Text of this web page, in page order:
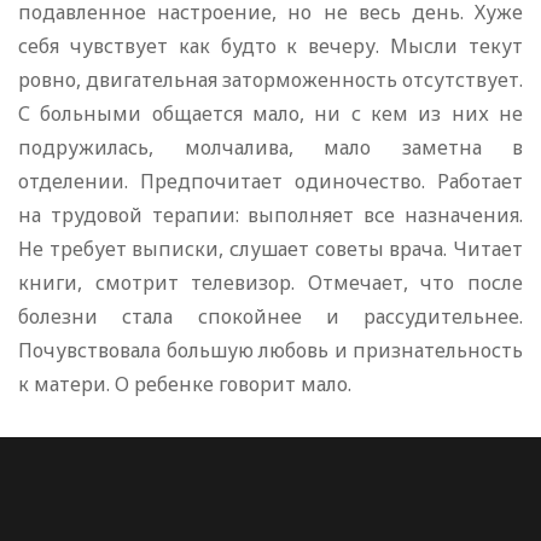
подавленное настроение, но не весь день. Хуже
себя чувствует как будто к вечеру. Мысли текут
ровно, двигательная заторможенность отсутствует.
С больными общается мало, ни с кем из них не
подружилась, молчалива, мало заметна в
отделении. Предпочитает одиночество. Работает
на трудовой терапии: выполняет все назначения.
Не требует выписки, слушает советы врача. Читает
книги, смотрит телевизор. Отмечает, что после
болезни стала спокойнее и рассудительнее.
Почувствовала большую любовь и признательность
к матери. О ребенке говорит мало.